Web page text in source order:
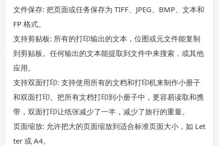
文件保存: 把页面或任务保存为 TIFF、JPEG、BMP、文本和
FP 格式。
支持剪贴板: 所有的打印输出的文本，位图或元文件能复制
到剪贴板。任何输出的文本能提取到文件中来搜索，或其他
应用。
支持双面打印: 支持使用所有的文档和打印机来制作小册子
和双面打印。把所有文档打印到小册子中，更容易读取和携
带，双面打印让纸张减少了一半，减少了旅行的重量。
页面缩放: 允许把大的页面缩放到适合标准页面大小，如 Let
ter 或 A4。